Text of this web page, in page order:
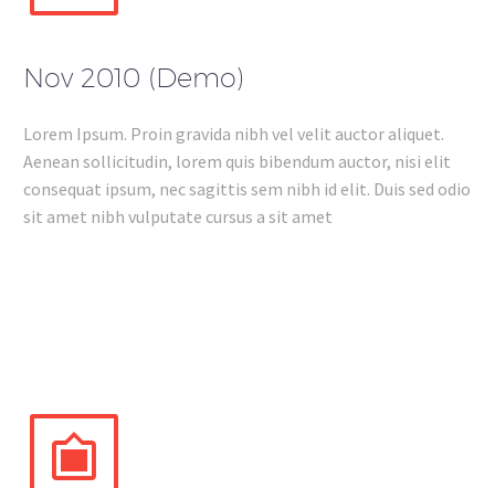
Nov 2010 (Demo)
Lorem Ipsum. Proin gravida nibh vel velit auctor aliquet.
Aenean sollicitudin, lorem quis bibendum auctor, nisi elit
consequat ipsum, nec sagittis sem nibh id elit. Duis sed odio
sit amet nibh vulputate cursus a sit amet

